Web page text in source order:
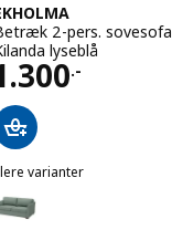
2-pers.
lyseblå
.-
1300.-
varianter
EKHOLMA,
EKHOLMA,